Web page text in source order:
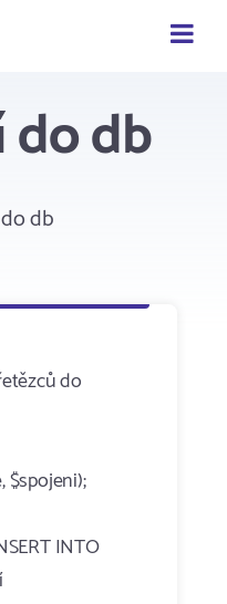
db
db
do
$spojeni);
INTO